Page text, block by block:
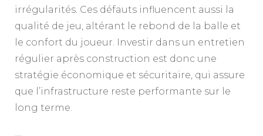
irrégularités. Ces défauts influencent aussi la
qualité de jeu, altérant le rebond de la balle et
le confort du joueur. Investir dans un entretien
régulier après construction est donc une
stratégie économique et sécuritaire, qui assure
que l’infrastructure reste performante sur le
long terme.